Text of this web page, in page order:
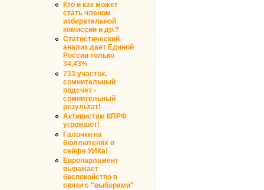
Кто и как может
стать членом
избирательной
комиссии и др.?
Статистический
анализ дает Единой
России только
34,43%
733 участок,
сомнительный
подсчет -
сомнительный
результат!
Активистам КПРФ
угрожают!
Галочки на
бюллютенях в
сейфе УИКа!
Европарламент
выражает
беспокойство в
связи с "выборами"